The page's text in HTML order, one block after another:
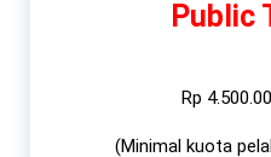
Public
Rp
(Minimal kuota